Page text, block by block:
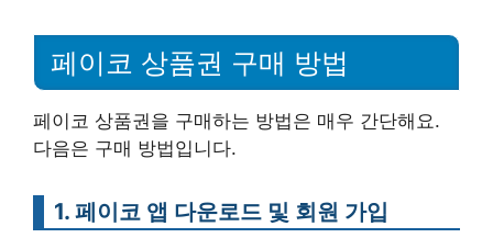
페이코 상품권 구매 방법
페이코 상품권을 구매하는 방법은 매우 간단해요.
다음은 구매 방법입니다.
1. 페이코 앱 다운로드 및 회원 가입